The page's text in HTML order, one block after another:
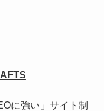
に強い」サイト制